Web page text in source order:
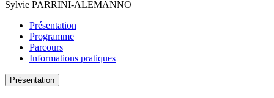
Sylvie PARRINI-ALEMANNO
Présentation
Programme
Parcours
Informations pratiques
Présentation